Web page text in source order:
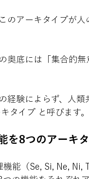
のアーキタイプが
奥底には「集合的無
経験によらず、人類
タイプ と呼びます。
を8つのアーキ
能（Se, Si, Ne, Ni,